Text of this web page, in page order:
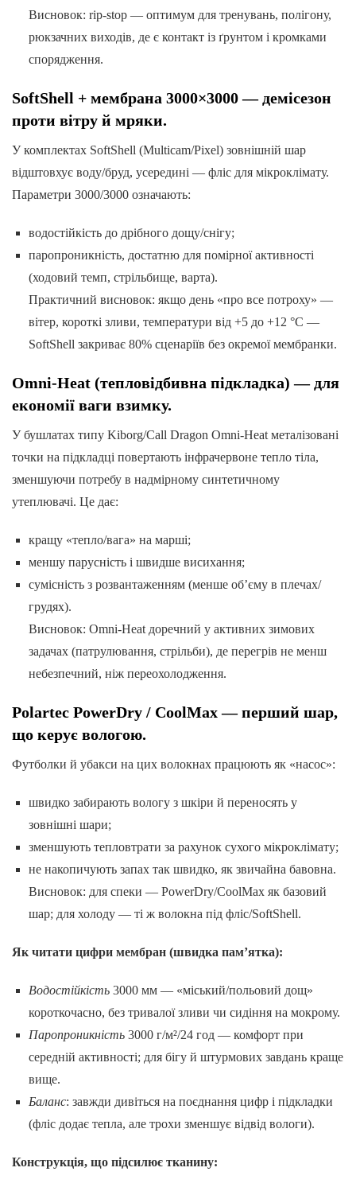
Висновок: rip-stop — оптимум для тренувань, полігону,
рюкзачних виходів, де є контакт із ґрунтом і кромками
спорядження.
SoftShell + мембрана 3000×3000 — демісезон
проти вітру й мряки.
У комплектах SoftShell (Multicam/Pixel) зовнішній шар
відштовхує воду/бруд, усередині — фліс для мікроклімату.
Параметри 3000/3000 означають:
водостійкість до дрібного дощу/снігу;
паропроникність, достатню для помірної активності
(ходовий темп, стрільбище, варта).
Практичний висновок: якщо день «про все потроху» —
вітер, короткі зливи, температури від +5 до +12 °C —
SoftShell закриває 80% сценаріїв без окремої мембранки.
Omni-Heat (тепловідбивна підкладка) — для
економії ваги взимку.
У бушлатах типу Kiborg/Call Dragon Omni-Heat металізовані
точки на підкладці повертають інфрачервоне тепло тіла,
зменшуючи потребу в надмірному синтетичному
утеплювачі. Це дає:
кращу «тепло/вага» на марші;
меншу парусність і швидше висихання;
сумісність з розвантаженням (менше об’єму в плечах/
грудях).
Висновок: Omni-Heat доречний у активних зимових
задачах (патрулювання, стрільби), де перегрів не менш
небезпечний, ніж переохолодження.
Polartec PowerDry / CoolMax — перший шар,
що керує вологою.
Футболки й убакси на цих волокнах працюють як «насос»:
швидко забирають вологу з шкіри й переносять у
зовнішні шари;
зменшують тепловтрати за рахунок сухого мікроклімату;
не накопичують запах так швидко, як звичайна бавовна.
Висновок: для спеки — PowerDry/CoolMax як базовий
шар; для холоду — ті ж волокна під фліс/SoftShell.
Як читати цифри мембран (швидка пам’ятка):
Водостійкість3000 мм — «міський/польовий дощ»
короткочасно, без тривалої зливи чи сидіння на мокрому.
Паропроникність3000 г/м²/24 год — комфорт при
середній активності; для бігу й штурмових завдань краще
вище.
Баланс: завжди дивіться на поєднання цифр і підкладки
(фліс додає тепла, але трохи зменшує відвід вологи).
Конструкція, що підсилює тканину: